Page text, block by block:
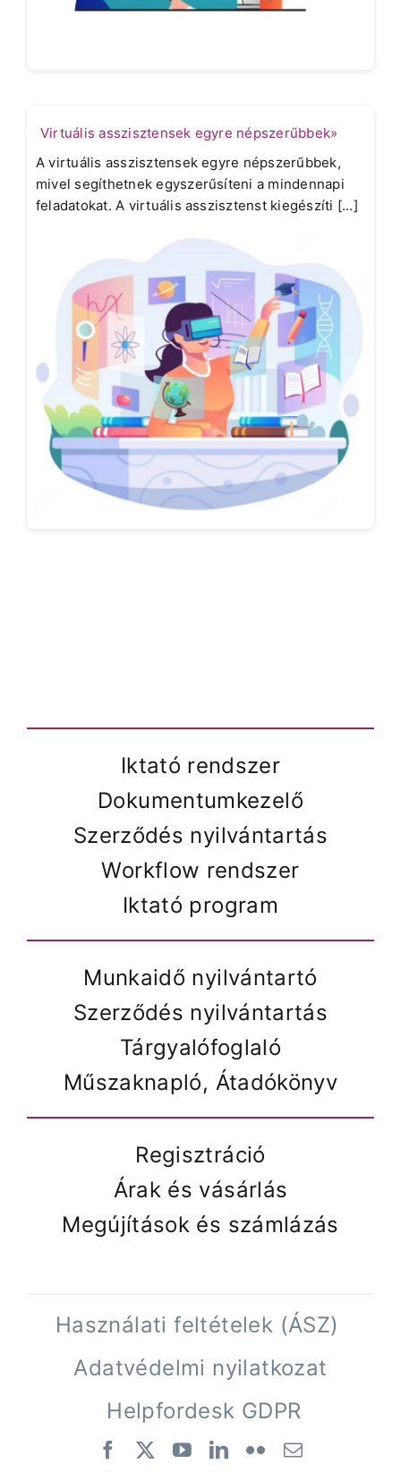
Virtuális asszisztensek egyre népszerűbbek»
A virtuális asszisztensek egyre népszerűbbek,
mivel segíthetnek egyszerűsíteni a mindennapi
feladatokat. A virtuális asszisztenst kiegészíti [...]
Iktató rendszer
Dokumentumkezelő
Szerződés nyilvántartás
Workflow rendszer
Iktató program
Munkaidő nyilvántartó
Szerződés nyilvántartás
Tárgyalófoglaló
Műszaknapló, Átadókönyv
Regisztráció
Árak és vásárlás
Megújítások és számlázás
Használati feltételek (ÁSZ)
Adatvédelmi nyilatkozat
Helpfordesk GDPR